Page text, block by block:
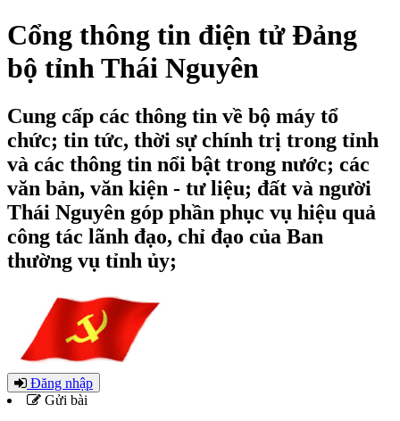
Cổng thông tin điện tử Đảng
bộ tỉnh Thái Nguyên
Cung cấp các thông tin về bộ máy tổ
chức; tin tức, thời sự chính trị trong tỉnh
và các thông tin nổi bật trong nước; các
văn bản, văn kiện - tư liệu; đất và người
Thái Nguyên góp phần phục vụ hiệu quả
công tác lãnh đạo, chỉ đạo của Ban
thường vụ tỉnh ủy;
Đăng nhập
Gửi bài